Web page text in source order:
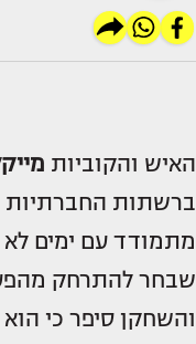
האיש והקוביות
ברשתות החברתיות
מתמודד עם ימים לא
שבחר להתרחק
והשחקן סיפר כי